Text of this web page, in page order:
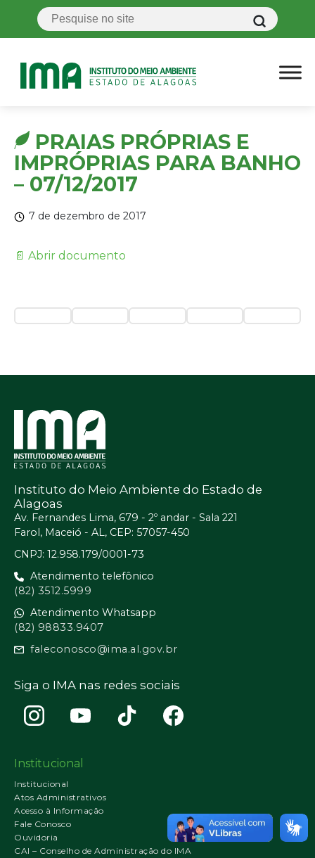
PRAIAS PRÓPRIAS E
IMPRÓPRIAS PARA BANHO
– 07/12/2017
7 de dezembro de 2017
📄 Abrir documento
Instituto do Meio Ambiente do Estado de
Alagoas
Av. Fernandes Lima, 679 - 2º andar - Sala 221
Farol, Maceió - AL, CEP: 57057-450
CNPJ: 12.958.179/0001-73
Atendimento telefônico
(82) 3512.5999
Atendimento Whatsapp
(82) 98833.9407
faleconosco@ima.al.gov.br
Siga o IMA nas redes sociais
Institucional
Institucional
Atos Administrativos
Acesso à Informação
Fale Conosco
Ouvidoria
CAI – Conselho de Administração do IMA